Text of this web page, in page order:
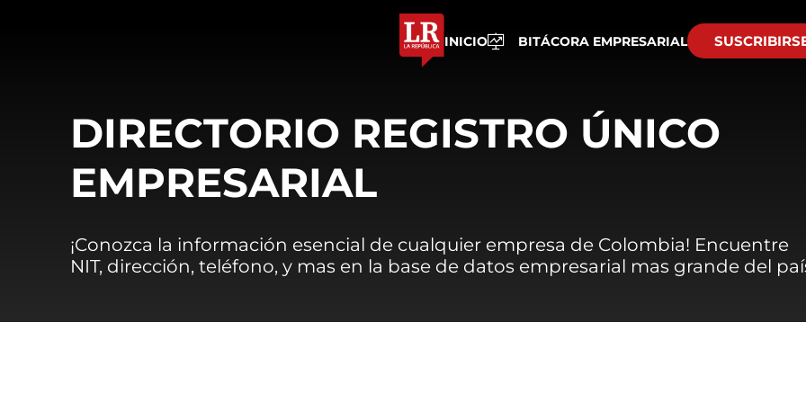
INICIO BITÁCORA EMPRESARIAL
DIRECTORIO REGISTRO ÚNICO
EMPRESARIAL
¡Conozca la información esencial de cualquier empresa de Colombia! Encuentre
NIT, dirección, teléfono, y mas en la base de datos empresarial mas grande del